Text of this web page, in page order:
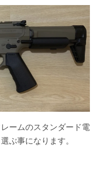
ームのスタンダード電
ぶ事になります。